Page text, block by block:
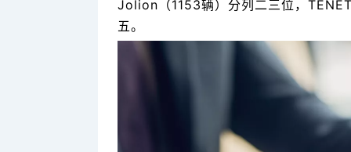
Jolion（1153辆）分列二三位，
五。